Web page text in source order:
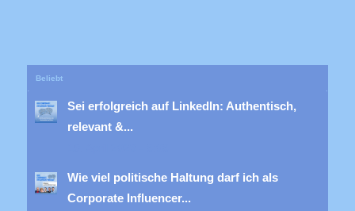
Beliebt
Sei erfolgreich auf LinkedIn: Authentisch,
relevant &...
Wie viel politische Haltung darf ich als
Corporate Influencer...